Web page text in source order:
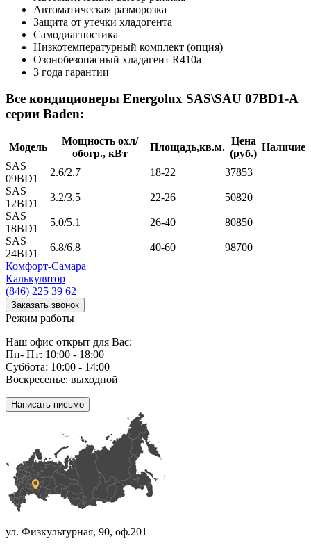
Автоматическая разморозка
Защита от утечки хладогента
Самодиагностика
Низкотемпературный комплект (опция)
Озонобезопасный хладагент R410a
3 года гарантии
Все кондиционеры Energolux SAS\SAU 07BD1-A
серии Baden:
Модель
Мощность охл/
обогр., кВт
Площадь,кв.м.
Цена
(руб.)
Наличие
SAS
09BD1
2.6/2.7 18-22
37853
SAS
12BD1
3.2/3.5 22-26
50820
SAS
18BD1
5.0/5.1 26-40
80850
SAS
24BD1
6.8/6.8 40-60
98700
Комфорт-Самара
Калькулятор
(846) 225 39 62
Заказать звонок
Режим работы
Наш офис открыт для Вас:
Пн- Пт: 10:00 - 18:00
Суббота: 10:00 - 14:00
Воскресенье: выходной
Написать письмо
ул. Физкультурная, 90, оф.201